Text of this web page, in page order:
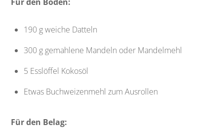
190 g weiche Datteln
300 g gemahlene Mandeln oder Mandelmehl
5 Esslöffel Kokosöl
Etwas Buchweizenmehl zum Ausrollen
Für den Belag: